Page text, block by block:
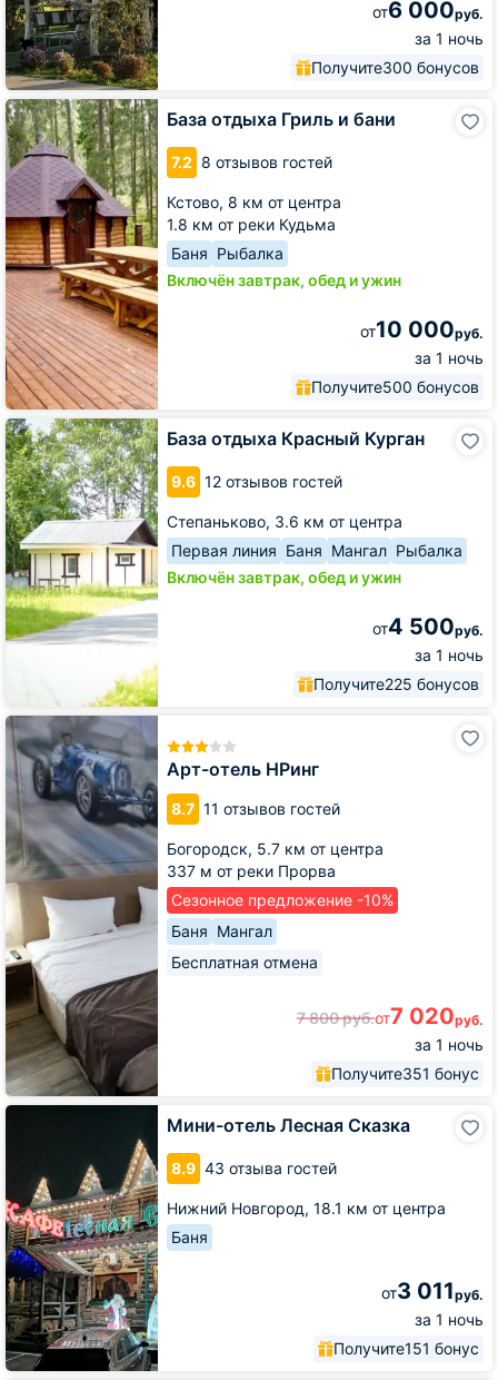
от6 000руб.
за 1 ночь
Получите300 бонусов
База отдыха Гриль и бани
7.2 8 отзывов гостей
Кстово, 8 км от центра
1.8 км от реки Кудьма
Баня Рыбалка
Включён завтрак, обед и ужин
от10 000руб.
за 1 ночь
Получите500 бонусов
База
отдыха
Гриль
и
бани
База отдыха Красный Курган
9.6 12 отзывов гостей
Степаньково, 3.6 км от центра
Первая линия Баня Мангал Рыбалка
Включён завтрак, обед и ужин
от4 500руб.
за 1 ночь
Получите225 бонусов
База
отдыха
Красный
Курган
Арт-отель НРинг
8.7 11 отзывов гостей
Богородск, 5.7 км от центра
337 м от реки Прорва
Сезонное предложение -10%
Баня Мангал
Бесплатная отмена
7 800руб.от7 020руб.
за 1 ночь
Получите351 бонус
Арт-
отель
НРинг
Мини-отель Лесная Сказка
8.9 43 отзыва гостей
Нижний Новгород, 18.1 км от центра
Баня
от3 011руб.
за 1 ночь
Получите151 бонус
Мини-
Сказка